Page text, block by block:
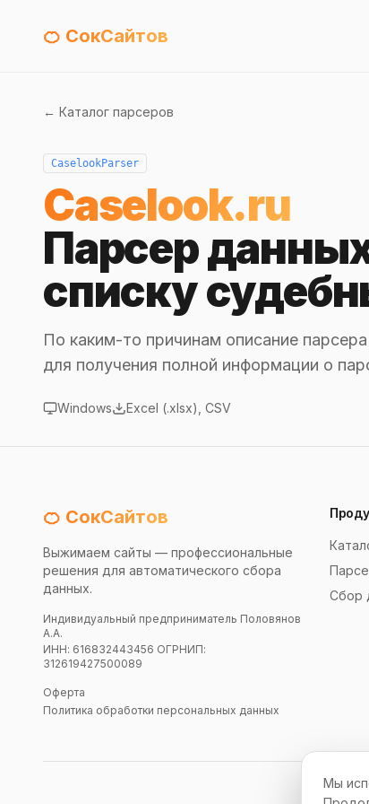
🍊 СокСайтов
← Каталог парсеров
CaselookParser
Caselook.ru
Парсер
списку
По каким-то причинам описание
для получения полной информации о
Windows Excel (.xlsx), CSV
🍊 СокСайтов
Выжимаем сайты — профессиональные
решения для автоматического сбора
данных.
Индивидуальный предприниматель Половянов
А.А.
ИНН: 616832443456 ОГРНИП:
312619427500089
Оферта
Политика обработки персональных данных
Сбор
Мы